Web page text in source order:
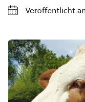
Veröffentlicht